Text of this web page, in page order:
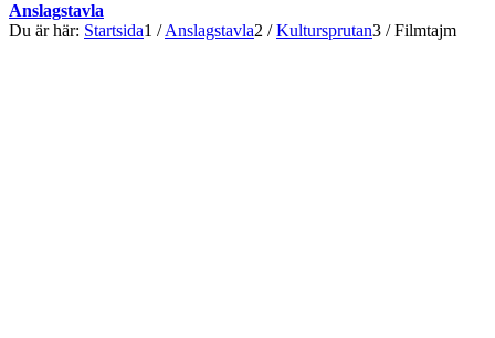
Anslagstavla
Du är här: Startsida1 / Anslagstavla2 / Kultursprutan3 / Filmtajm